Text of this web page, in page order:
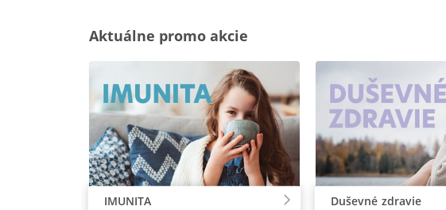
Aktuálne promo akcie
IMUNITA Duševné zdravie